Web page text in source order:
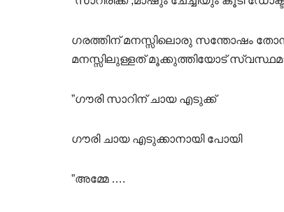
ഗരത്തിന് മനസ്സിലൊരു സന്തോഷം
മനസ്സിലുള്ളത് മൂക്കുത്തിയോട്
”ഗൗരി സാറിന് ചായ എടുക്ക്
ഗൗരി ചായ എടുക്കാനായി പോയി
”അമ്മേ ….